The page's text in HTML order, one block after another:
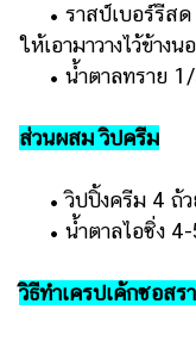
• ราสป์เบอร์รีสด
ให้เอามาวางไว้ข้าง
• น้ำตาลทราย 1/
ส่วนผสม วิปครีม
• วิปปิ้งครีม 4 ถ้ว
• น้ำตาลไอซิ่ง 4-
วิธีทำเครปเค้กซอสร